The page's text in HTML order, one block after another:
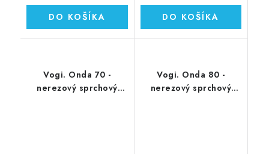
DO KOŠÍKA DO KOŠÍKA
Vogi. Onda 70 -
nerezový sprchový
Vogi. Onda 80 -
nerezový sprchový